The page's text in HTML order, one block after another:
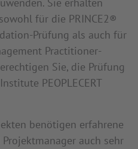
für die PRINCE2®
Prüfung als auch für
Practitioner-
Sie, die Prüfung
PEOPLECERT
benötigen erfahrene
auch sehr